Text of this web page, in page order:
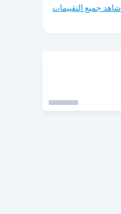
شاهد جميع التقييمات